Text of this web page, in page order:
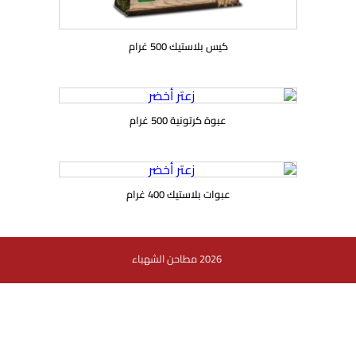
كيس بلاستيك 500 غرام
عبوة كرتونية 500 غرام
عبوات بلاستيك 400 غرام